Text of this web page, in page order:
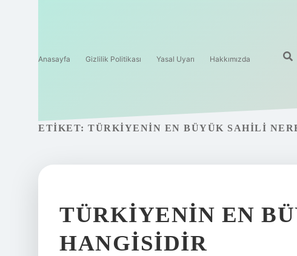
Anasayfa Gizlilik Politikası Yasal Uyarı Hakkımızda
ETIKET: TÜRKIYENIN EN BÜYÜK SAHILI
TÜRKIYENIN EN
HANGISIDIR